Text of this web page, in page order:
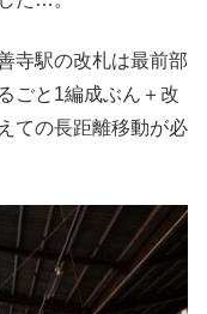
寺駅の改札は最前部
ごと1編成ぶん＋改
ての長距離移動が必